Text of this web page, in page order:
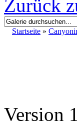
Zurück
Startseite »
Version